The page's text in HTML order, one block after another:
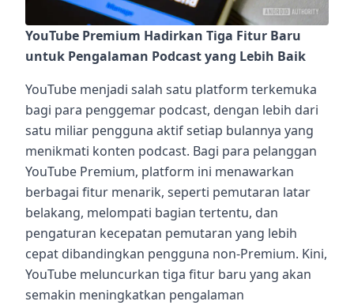
YouTube Premium Hadirkan Tiga Fitur Baru
untuk Pengalaman Podcast yang Lebih Baik
YouTube menjadi salah satu platform terkemuka
bagi para penggemar podcast, dengan lebih dari
satu miliar pengguna aktif setiap bulannya yang
menikmati konten podcast. Bagi para pelanggan
YouTube Premium, platform ini menawarkan
berbagai fitur menarik, seperti pemutaran latar
belakang, melompati bagian tertentu, dan
pengaturan kecepatan pemutaran yang lebih
cepat dibandingkan pengguna non-Premium. Kini,
YouTube meluncurkan tiga fitur baru yang akan
semakin meningkatkan pengalaman